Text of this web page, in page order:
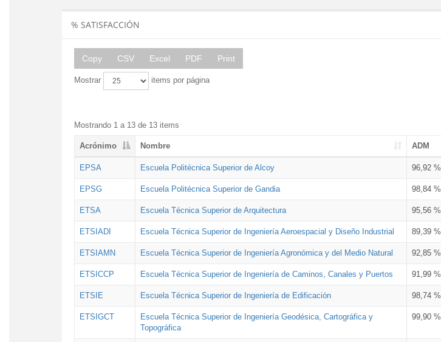
% SATISFACCIÓN
Copy CSV Excel PDF Print
Mostrar items por página
Mostrando 1 a 13 de 13 items
Acrónimo Nombre ADM
EPSA Escuela Politécnica Superior de Alcoy 96,92 %
EPSG Escuela Politécnica Superior de Gandia 98,84 %
ETSA Escuela Técnica Superior de Arquitectura 95,56 %
ETSIADI Escuela Técnica Superior de Ingeniería Aeroespacial y Diseño Industrial 89,39 %
ETSIAMN Escuela Técnica Superior de Ingeniería Agronómica y del Medio Natural 92,85 %
ETSICCP Escuela Técnica Superior de Ingeniería de Caminos, Canales y Puertos 91,99 %
ETSIE Escuela Técnica Superior de Ingeniería de Edificación 98,74 %
ETSIGCT
Escuela Técnica Superior de Ingeniería Geodésica, Cartográfica y
Topográfica
99,90 %